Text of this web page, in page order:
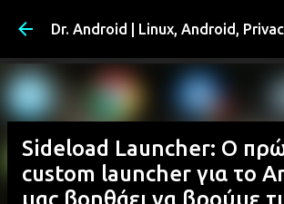
Μετάβαση στο κύριο
Dr. Android | Linux, Android,
Sideload Launcher: Ο
custom launcher για το
μας βοηθάει να βρούμε